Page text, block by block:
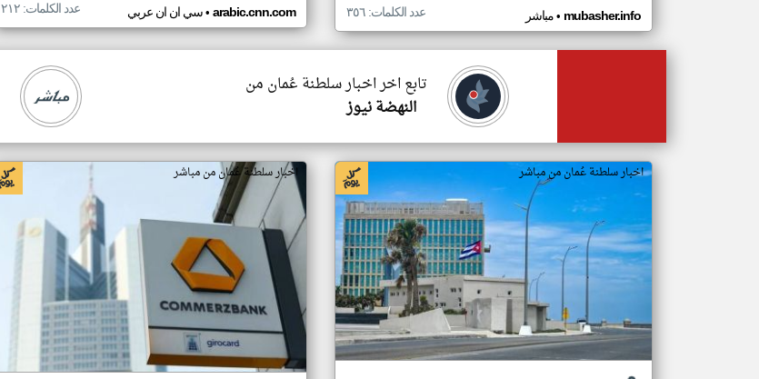
مباشر• mubasher.info عدد الكلمات: ٣٥٦ سي ان ان عربي• arabic.cnn.com عدد الكلمات: ٢١٢
تابع اخر اخبار سلطنة عُمان من
النهضة نيوز
اخبار سلطنة عُمان من مباشر اخبار سلطنة عُمان من مباشر